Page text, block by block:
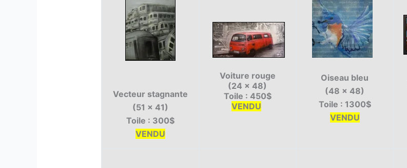
Vecteur stagnante
(51 x 41)
Toile : 300$
VENDU
Voiture rouge
(24 x 48)
Toile : 450$
VENDU
Oiseau bleu
(48 x 48)
Toile : 1300$
VENDU